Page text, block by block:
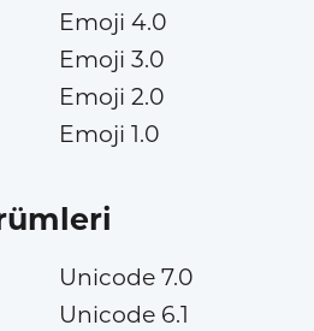
Emoji 4.0
Emoji 3.0
Emoji 2.0
Emoji 1.0
Unicode 7.0
Unicode 6.1